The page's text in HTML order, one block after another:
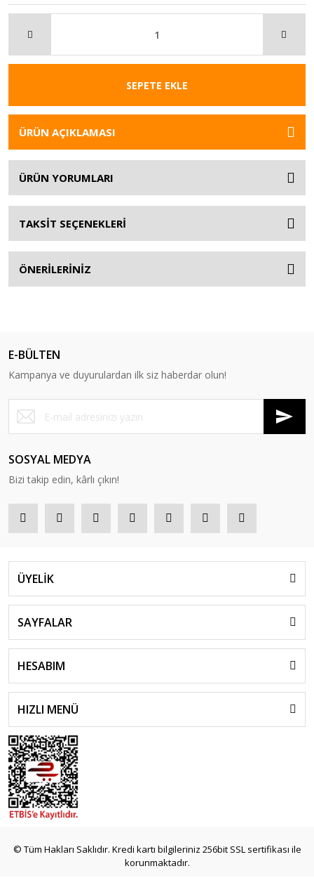
SEPETE EKLE
ÜRÜN AÇIKLAMASI
ÜRÜN YORUMLARI
TAKSİT SEÇENEKLERİ
ÖNERİLERİNİZ
E-BÜLTEN
Kampanya ve duyurulardan ilk siz haberdar olun!
SOSYAL MEDYA
Bizi takip edin, kârlı çıkın!
ÜYELİK
SAYFALAR
HESABIM
HIZLI MENÜ
© Tüm Hakları Saklıdır. Kredi kartı bilgileriniz 256bit SSL sertifikası ile
korunmaktadır.